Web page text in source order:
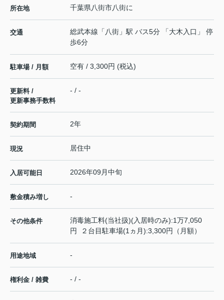
所在地 千葉県八街市八街に
交通 総武本線 「 八街 」駅 バス5分 「大木入口」 停
歩6分
駐車場 / 月額 空有 / 3,300円 (税込)
更新料 /
更新事務手数料
- / -
契約期間 2年
現況 居住中
入居可能日 2026年09月中旬
敷金積み増し -
その他条件
消毒施工料(当社扱)(入居時のみ):1万7,050
円 ２台目駐車場(1ヵ月):3,300円（月額）
用途地域 -
権利金 / 雑費 - / -